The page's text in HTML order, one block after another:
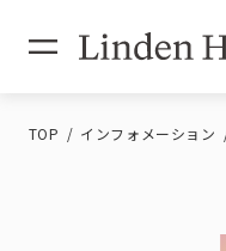
TOP インフォメーション